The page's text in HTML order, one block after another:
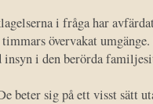
i fråga har
övervakat
insyn i den berörda
beter sig på ett visst sätt